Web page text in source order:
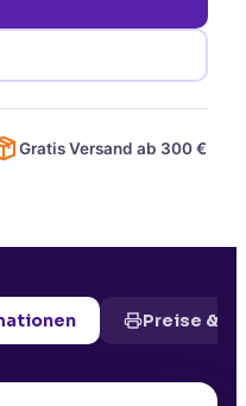
Gratis Versand ab 300€
Preise &